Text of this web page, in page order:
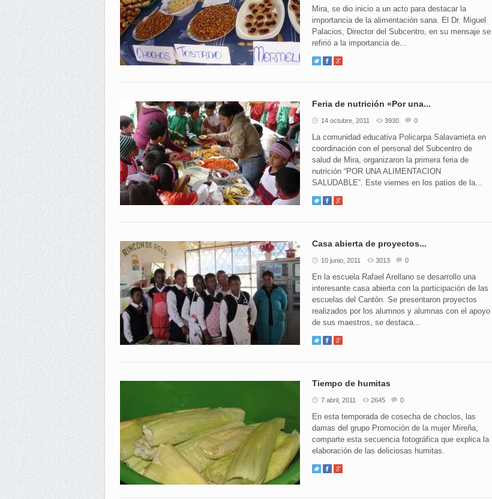
Mira, se dio inicio a un acto para destacar la
importancia de la alimentación sana. El Dr. Miguel
Palacios, Director del Subcentro, en su mensaje se
refirió a la importancia de...
Feria de nutrición «Por una...
14 octubre, 2011 3930 0
La comunidad educativa Policarpa Salavarrieta en
coordinación con el personal del Subcentro de
salud de Mira, organizaron la primera feria de
nutrición “POR UNA ALIMENTACION
SALUDABLE”. Este viernes en los patios de la...
Casa abierta de proyectos...
10 junio, 2011 3013 0
En la escuela Rafael Arellano se desarrollo una
interesante casa abierta con la participación de las
escuelas del Cantón. Se presentaron proyectos
realizados por los alumnos y alumnas con el apoyo
de sus maestros, se destaca...
Tiempo de humitas
7 abril, 2011 2645 0
En esta temporada de cosecha de choclos, las
damas del grupo Promoción de la mujer Mireña,
comparte esta secuencia fotográfica que explica la
elaboración de las deliciosas humitas.